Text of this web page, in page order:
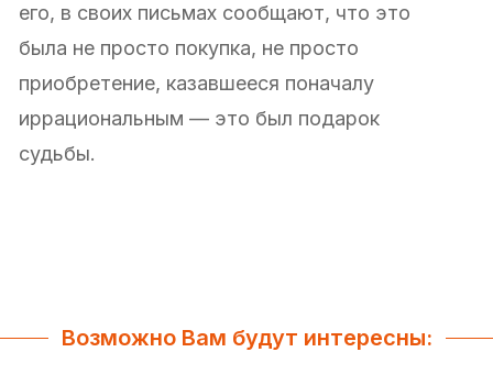
его, в своих письмах сообщают, что это
была не просто покупка, не просто
приобретение, казавшееся поначалу
иррациональным — это был подарок
судьбы.
Возможно Вам будут интересны: